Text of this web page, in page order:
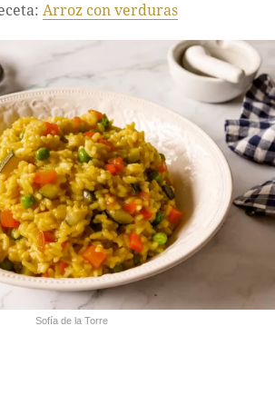
Arroz con verduras
Sofía de la Torre